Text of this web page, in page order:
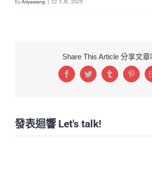
ByAriyawang | 22 3 月, 2025
Share This Article 分享文章
FacebookTwitterTumblr
發表迴響 Let's talk!